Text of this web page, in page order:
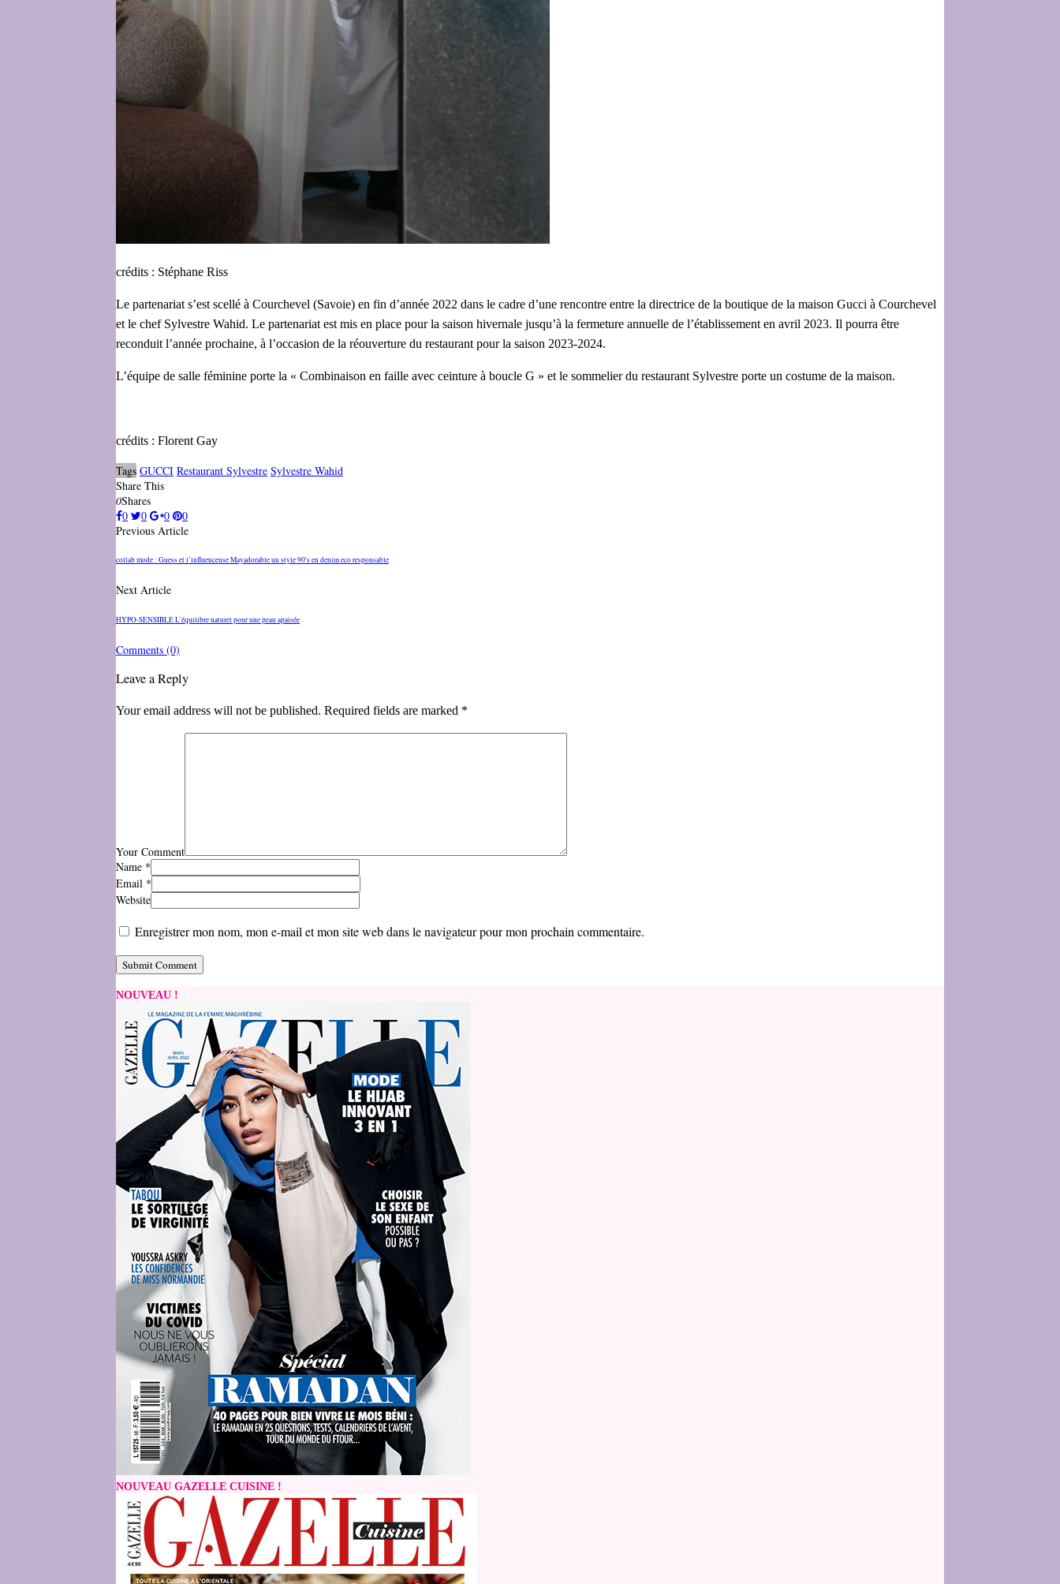
crédits : Stéphane Riss
Le partenariat s’est scellé à Courchevel (Savoie) en fin d’année 2022 dans le cadre d’une rencontre entre la directrice de la boutique de la maison Gucci à Courchevel
et le chef Sylvestre Wahid. Le partenariat est mis en place pour la saison hivernale jusqu’à la fermeture annuelle de l’établissement en avril 2023. Il pourra être
reconduit l’année prochaine, à l’occasion de la réouverture du restaurant pour la saison 2023-2024.
L’équipe de salle féminine porte la « Combinaison en faille avec ceinture à boucle G » et le sommelier du restaurant Sylvestre porte un costume de la maison.
crédits : Florent Gay
Tags GUCCI Restaurant Sylvestre Sylvestre Wahid
Share This
0Shares
0
0 0
0
Previous Article
collab mode : Guess et l’influenceuse Mayadorable un style 90's en denim eco responsable
Next Article
HYPO-SENSIBLE L’équilibre naturel pour une peau apaisée
Comments (0)
Leave a Reply
Your email address will not be published. Required fields are marked *
Your Comment
Name *
Email *
Website
Enregistrer mon nom, mon e-mail et mon site web dans le navigateur pour mon prochain commentaire.
NOUVEAU !
NOUVEAU GAZELLE CUISINE !